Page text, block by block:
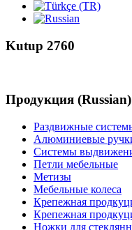
Kutup 2760
Продукция (Russian)
Раздвижные
Алюминиевые
Системы
Петли мебельные
Метизы
Мебельные колеса
Крепежная
Крепежная